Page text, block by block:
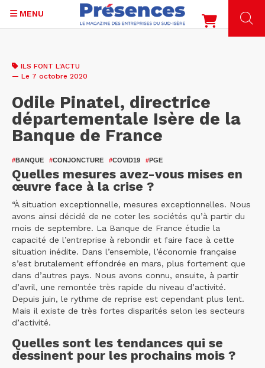
contenu
MENU
ILS FONT L'ACTU
— Le 7 octobre 2020
Odile Pinatel, directrice
départementale Isère de la
Banque de France
#BANQUE #CONJONCTURE #COVID19 #PGE
Quelles mesures avez-vous mises en
œuvre face à la crise ?
“À situation exceptionnelle, mesures exceptionnelles. Nous
avons ainsi décidé de ne coter les sociétés qu’à partir du
mois de septembre. La Banque de France étudie la
capacité de l’entreprise à rebondir et faire face à cette
situation inédite. Dans l’ensemble, l’économie française
s’est brutalement effondrée en mars, plus fortement que
dans d’autres pays. Nous avons connu, ensuite, à partir
d’avril, une remontée très rapide du niveau d’activité.
Depuis juin, le rythme de reprise est cependant plus lent.
Mais il existe de très fortes disparités selon les secteurs
d’activité.
Quelles sont les tendances qui se
dessinent pour les prochains mois ?